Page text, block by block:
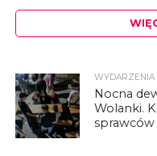
WYDARZENIA
Nocna
Wolanki.
sprawców